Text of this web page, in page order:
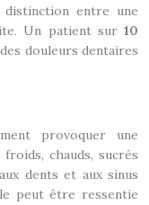
entre une
Un patient sur 10
douleurs dentaires
provoquer une
chauds, sucrés
dents et aux sinus
peut être ressentie